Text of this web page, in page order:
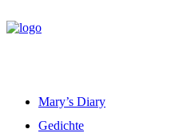
Mary’s Diary
Gedichte